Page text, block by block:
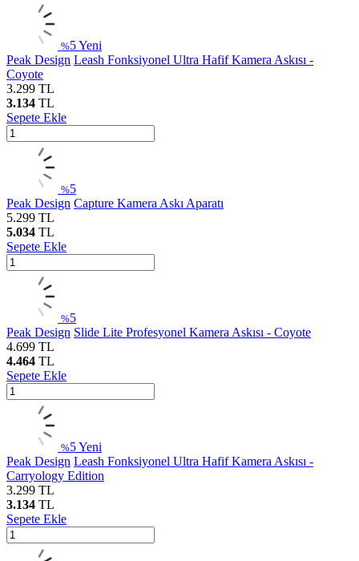
%5Yeni
Peak Design Leash Fonksiyonel Ultra Hafif Kamera Askısı -
Coyote
3.299 TL
3.134 TL
Sepete Ekle
%5
Peak Design Capture Kamera Askı Aparatı
5.299 TL
5.034 TL
Sepete Ekle
%5
Peak Design Slide Lite Profesyonel Kamera Askısı - Coyote
4.699 TL
4.464 TL
Sepete Ekle
%5Yeni
Peak Design Leash Fonksiyonel Ultra Hafif Kamera Askısı -
Carryology Edition
3.299 TL
3.134 TL
Sepete Ekle